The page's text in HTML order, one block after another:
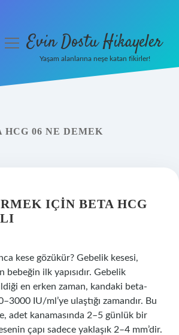
menüyüEvin Dostu Hikayeler
Yaşam alanlarına neşe katan fikirler!
HCG 06 NE DEMEK
IÇIN BETA HCG
kese gözükür? Gebelik kesesi,
ilk yapısıdır. Gebelik
en erken zaman, kandaki beta-
IU/ml’ye ulaştığı zamandır. Bu
adet kanamasında 2–5 günlük bir
çapı sadece yaklaşık 2–4 mm’dir.